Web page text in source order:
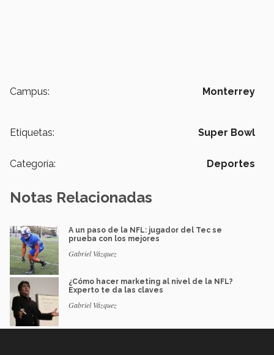
Campus: Monterrey
Etiquetas: Super Bowl
Categoría: Deportes
Notas Relacionadas
A un paso de la NFL: jugador del Tec se
prueba con los mejores
Gabriel Vázquez
¿Cómo hacer marketing al nivel de la NFL?
Experto te da las claves
Gabriel Vázquez